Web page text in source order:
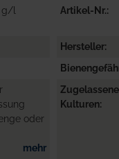
g/l
Artikel-Nr.
Hersteller
oder
mehr
Zugelassene
Kulturen